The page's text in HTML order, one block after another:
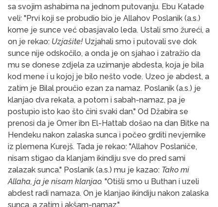
sa svojim ashabima na jednom putovanju. Ebu Katade
veli: "Prvi koji se probudio bio je Allahov Poslanik (a.s.)
kome je sunce već obasjavalo leda. Ustali smo žureći, a
on je rekao: Uzjašite! Uzjahali smo i putovali sve dok
sunce nije odskočilo, a onda je on sjahao i zatražio da
mu se donese zdjela za uzimanje abdesta, koja je bila
kod mene i u kojoj je bilo nešto vode. Uzeo je abdest, a
zatim je Bilal proučio ezan za namaz. Poslanik (a.s.) je
klanjao dva rekata, a potom i sabah-namaz, pa je
postupio isto kao što čini svaki dan." Od Džabira se
prenosi da je Omer ibn El-Hattab došao na dan Bitke na
Hendeku nakon zalaska sunca i počeo grditi nevjernike
iz plemena Kurejš. Tada je rekao: "Allahov Poslaniče,
nisam stigao da klanjam ikindiju sve do pred sami
zalazak sunca." Poslanik (a.s.) mu je kazao: Tako mi
Allaha, ja je nisam klanjao. "Otišli smo u Buthan i uzeli
abdest radi namaza. On je klanjao ikindiju nakon zalaska
sunca, a zatim i akšam-namaz."